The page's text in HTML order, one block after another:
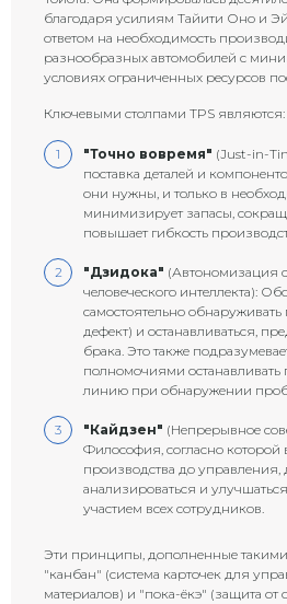
благодаря усилиям Тайити Оно и
ответом на необходимость
разнообразных автомобилей с
условиях ограниченных ресурсов
Ключевыми столпами TPS являются:
"Точно вовремя" (Just-in-
поставка деталей и
они нужны, и только в
минимизирует запасы,
повышает гибкость
"Дзидока" (Автономизация
человеческого интеллекта):
самостоятельно
дефект) и останавливаться,
брака. Это также
полномочиями
линию при обнаружении
"Кайдзен" (Непрерывное
Философия, согласно которой
производства до
анализироваться и
участием всех сотрудников.
Эти принципы, дополненные
"канбан" (система карточек для
материалов) и "пока-ёкэ" (защита